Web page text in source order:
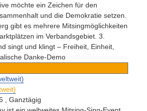
möchte ein Zeichen für den
und die Demokratie setzen.
gibt es mehrere Mitsingmöglichkeiten
im Verbandsgebiet. 3.
singt und klingt – Freiheit, Einheit,
Danke-Demo
, Ganztägig